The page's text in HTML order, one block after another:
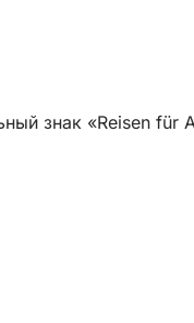
знак «Reisen für